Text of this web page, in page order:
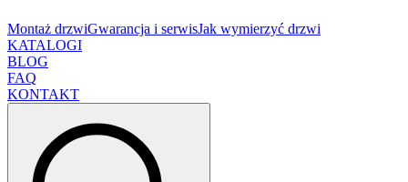
Montaż drzwiGwarancja i serwisJak wymierzyć drzwi
KATALOGI
BLOG
FAQ
KONTAKT